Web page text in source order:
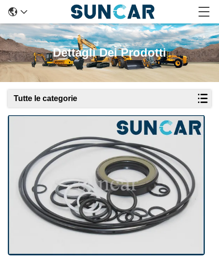
Dettagli Dei Prodotti
Tutte le categorie